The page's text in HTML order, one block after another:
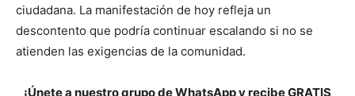
ciudadana. La manifestación de hoy refleja un
descontento que podría continuar escalando si no se
atienden las exigencias de la comunidad.
¡Únete a nuestro grupo de WhatsApp y recibe GRATIS